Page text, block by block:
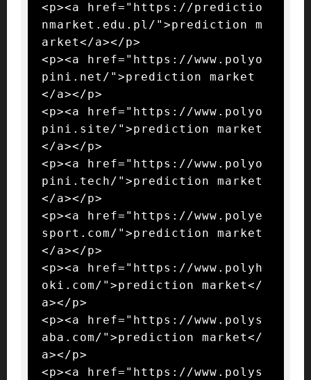
<p><a href="https://predictio
nmarket.edu.pl/">prediction m
arket</a></p>
<p><a href="https://www.polyo
pini.net/">prediction market
</a></p>
<p><a href="https://www.polyo
pini.site/">prediction market
</a></p>
<p><a href="https://www.polyo
pini.tech/">prediction market
</a></p>
<p><a href="https://www.polye
sport.com/">prediction market
</a></p>
<p><a href="https://www.polyh
oki.com/">prediction market</
a></p>
<p><a href="https://www.polys
aba.com/">prediction market</
a></p>
<p><a href="https://www.polys